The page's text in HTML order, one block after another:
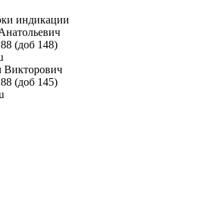
индикации
(доб 148)
(доб 145)